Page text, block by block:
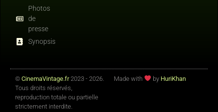
Photos
de
presse
Synopsis
© CinemaVintage.fr2023 - 2026.
Tous droits réservés,
reproduction totale ou partielle
strictement interdite.
Made with by HuriKhan